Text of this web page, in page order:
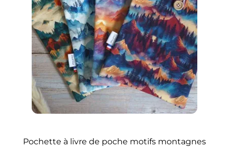
Pochette à livre de poche motifs montagnes